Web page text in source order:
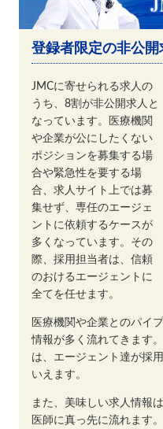
登録者限定の非公開
JMCに寄せられる求人の
うち、8割が非公開求人と
なっています。医療機関
や企業が公にしたくない
ポジションを募集する場
合や緊急性を要する場
合、求人サイト上では募
集せず、専任のエージェ
ントに依頼するケースが
多くなっています。その
際、採用担当者は、信頼
のおけるエージェントに
全てを任せます。
医療機関や企業とのパイ
情報が多く流れてきます
は、エージェント達が採
いえます。
また、美味しい求人情報
医師に真っ先に流れます